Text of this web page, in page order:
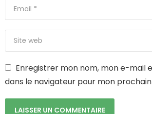
Enregistrer mon nom, mon e-mail
dans le navigateur pour mon